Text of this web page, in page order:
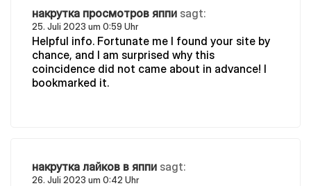
накрутка просмотров яппи sagt:
25. Juli 2023 um 0:59 Uhr
Helpful info. Fortunate me I found your site by
chance, and I am surprised why this
coincidence did not came about in advance! I
bookmarked it.
накрутка лайков в яппи sagt:
26. Juli 2023 um 0:42 Uhr